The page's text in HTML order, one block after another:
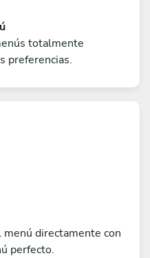
totalmente
preferencias.
directamente con
perfecto.